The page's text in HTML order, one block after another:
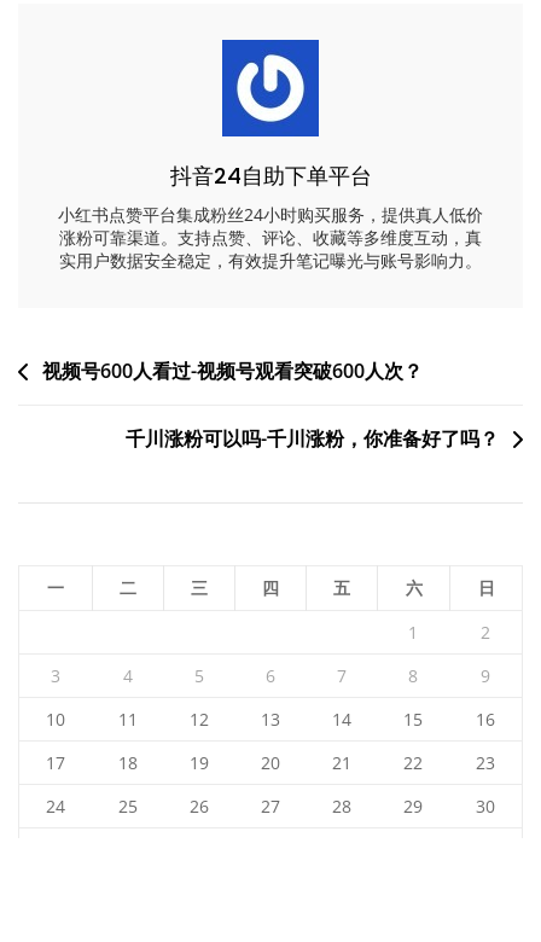
抖音24自助下单平台
小红书点赞平台集成粉丝24小时购买服务，提供真人低价
涨粉可靠渠道。支持点赞、评论、收藏等多维度互动，真
实用户数据安全稳定，有效提升笔记曝光与账号影响力。
文视频号600人看过-视频号观看突破600人次？
千川涨粉可以吗-千川涨粉，你准备好了吗？
一 二 三 四 五 六
日
1
2
3
4 5 6 7 8
9
10
11 12 13 14 15
16
17
18 19 20 21 22
23
24
25 26 27 28 29
30